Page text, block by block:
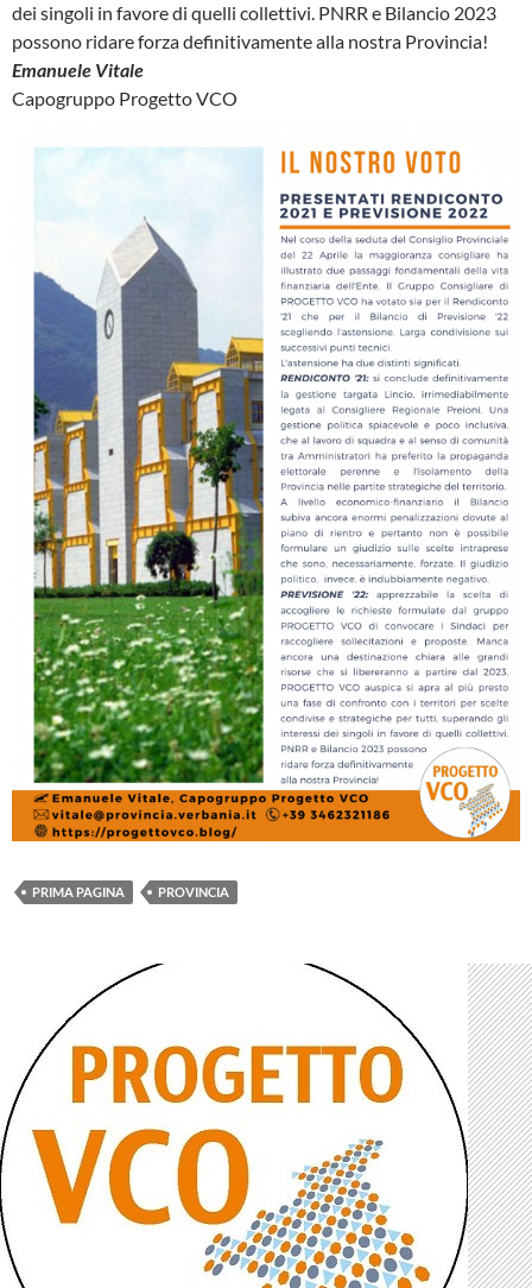
dei singoli in favore di quelli collettivi. PNRR e Bilancio 2023
possono ridare forza definitivamente alla nostra Provincia!
Emanuele Vitale
Capogruppo Progetto VCO
PRIMA PAGINA PROVINCIA